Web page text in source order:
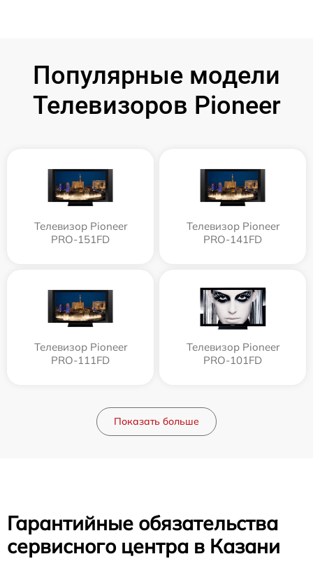
Популярные модели
Телевизоров Pioneer
Телевизор Pioneer
PRO-151FD
Телевизор Pioneer
PRO-141FD
Телевизор Pioneer
PRO-111FD
Телевизор Pioneer
PRO-101FD
Показать больше
Гарантийные обязательства
сервисного центра в Казани